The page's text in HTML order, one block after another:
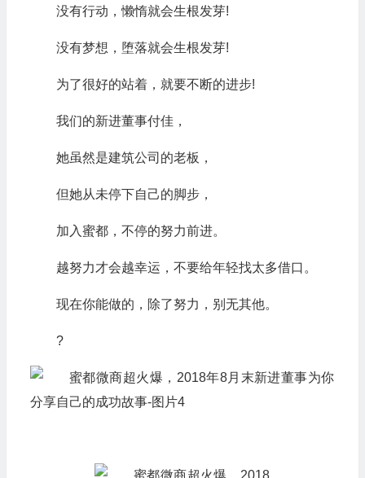
没有行动，懒惰就会生根发芽!
没有梦想，堕落就会生根发芽!
为了很好的站着，就要不断的进步!
我们的新进董事付佳，
她虽然是建筑公司的老板，
但她从未停下自己的脚步，
加入蜜都，不停的努力前进。
越努力才会越幸运，不要给年轻找太多借口。
现在你能做的，除了努力，别无其他。
?